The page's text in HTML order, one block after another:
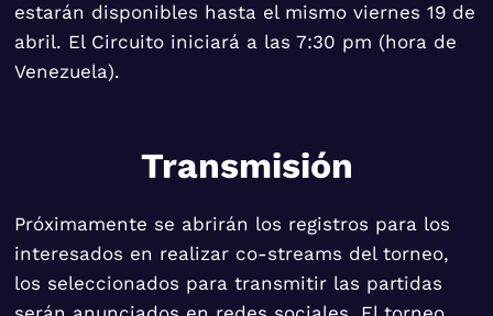
estarán disponibles hasta el mismo viernes 19 de
abril. El Circuito iniciará a las 7:30 pm (hora de
Venezuela).
Transmisión
Próximamente se abrirán los registros para los
interesados en realizar co-streams del torneo,
los seleccionados para transmitir las partidas